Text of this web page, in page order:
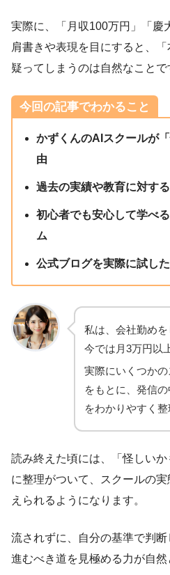
実際に、「月収100万円」「慶
肩書きや表現を目にすると、
疑ってしまうのは自然なことで
今回の記事でわかること
かずくんのAIスクールが
由
過去の実績や教育に対す
初心者でも安心して学べ
ム
公式ブログを実際に試し
私は、会社勤めを
今では月3万円以
実際にいくつか
をもとに、発信
をわかりやすく整
読み終えた頃には、「怪しい
に整理がついて、スクールの
えられるようになります。
流されずに、自分の基準で判断
進むべき道を見極める力が自然